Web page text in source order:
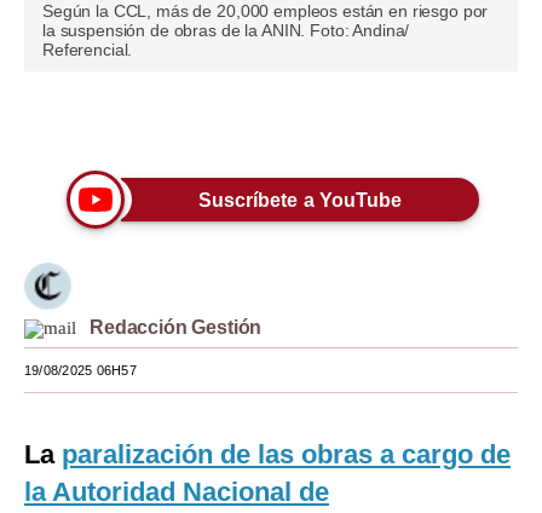
Blogs
Viajes
Estilos
Mundo
España
Según la CCL, más de 20,000 empleos están en riesgo por
la suspensión de obras de la ANIN. Foto: Andina/
Referencial.
Suscríbete a YouTube
Redacción Gestión
19/08/2025 06H57
La paralización de las obras a cargo de
la Autoridad Nacional de